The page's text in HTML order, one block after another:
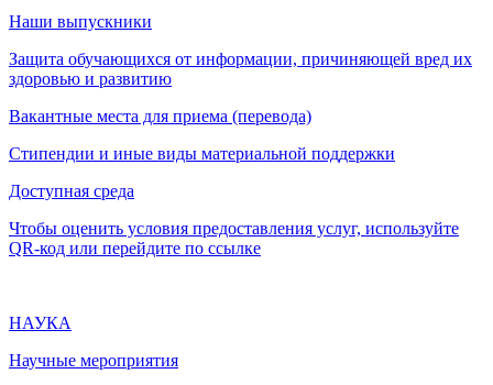
Наши выпускники
Защита обучающихся от информации, причиняющей вред их
здоровью и развитию
Вакантные места для приема (перевода)
Стипендии и иные виды материальной поддержки
Доступная среда
Чтобы оценить условия предоставления услуг, используйте
QR-код или перейдите по ссылке
НАУКА
Научные мероприятия